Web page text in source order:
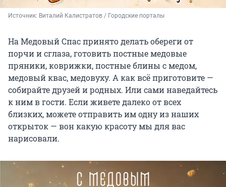
Источник: Виталий Калистратов / Городские порталы
На Медовый Спас принято делать обереги от
порчи и сглаза, готовить постные медовые
пряники, коврижки, постные блины с медом,
медовый квас, медовуху. А как всё приготовите —
собирайте друзей и родных. Или сами наведайтесь
к ним в гости. Если живете далеко от всех
близких, можете отправить им одну из наших
открыток — вон какую красоту мы для вас
нарисовали.